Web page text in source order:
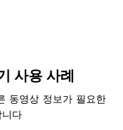
사용 사례
동영상 정보가 필요한
다